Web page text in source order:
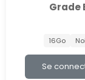
Grade
16Go
Se